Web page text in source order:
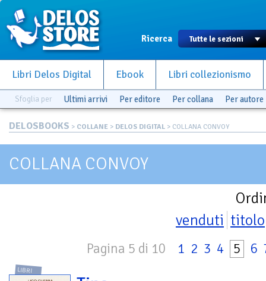
Ricerca
Libri Delos Digital Ebook Libri collezionismo
Sfoglia per Ultimi arrivi Per editore Per collana Per autore
DELOSBOOKS > COLLANE > DELOS DIGITAL > COLLANA CONVOY
COLLANA CONVOY
venduti titolo
Pagina 5 di 10 1 2 3 4 5 6
LIBRI